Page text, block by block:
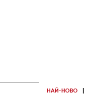
НАЙ-НОВО